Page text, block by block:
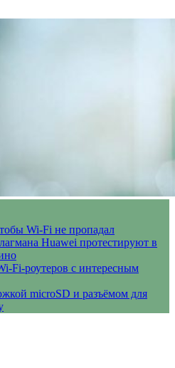
Wi-Fi не пропадал
Huawei протестируют в
Fi-роутеров с интересным
microSD и разъёмом для